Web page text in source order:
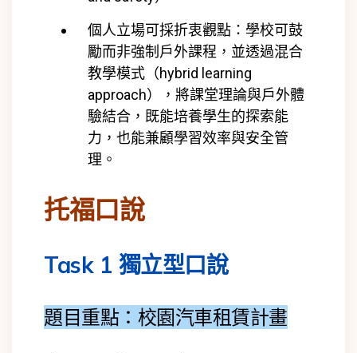
個人立場可採折衷觀點：學校可鼓
勵而非強制戶外課程，並透過混合
教學模式（hybrid learning
approach），將課堂理論與戶外體
驗結合，既能培養學生的探索能
力，也能兼顧學習效率與安全管
理。
托福口說
Task 1 獨立型口說
題目重點：校園汽車租賃計畫